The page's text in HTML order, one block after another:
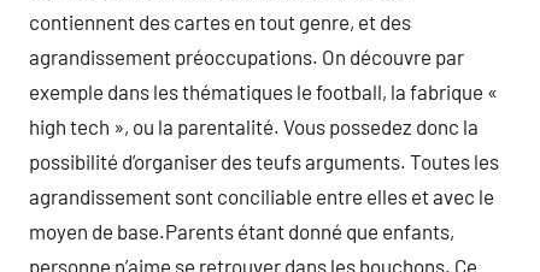
contiennent des cartes en tout genre, et des
agrandissement préoccupations. On découvre par
exemple dans les thématiques le football, la fabrique «
high tech », ou la parentalité. Vous possedez donc la
possibilité d’organiser des teufs arguments. Toutes les
agrandissement sont conciliable entre elles et avec le
moyen de base.Parents étant donné que enfants,
personne n’aime se retrouver dans les bouchons. Ce